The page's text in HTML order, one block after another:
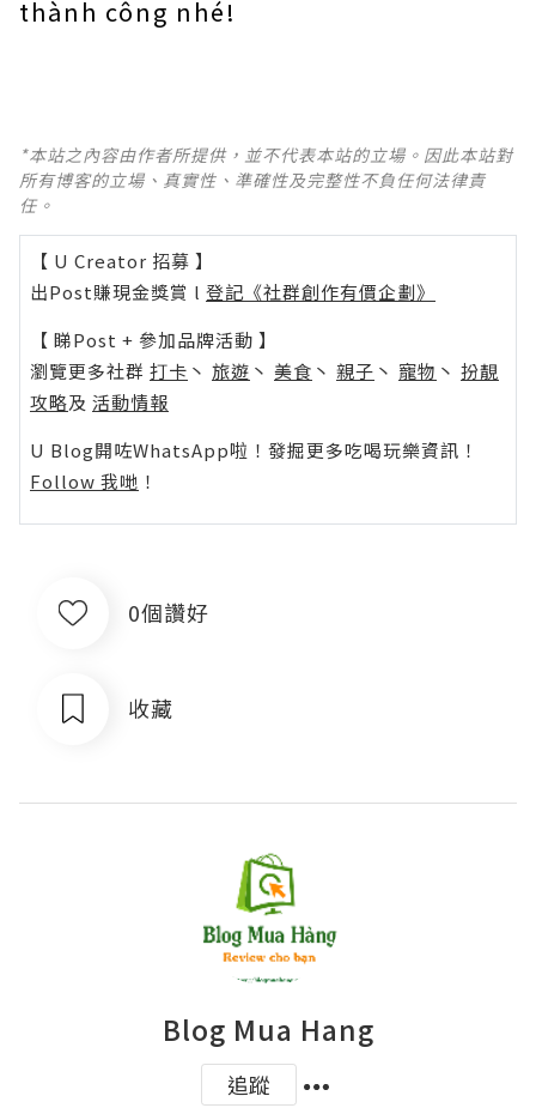
thành công nhé!
*本站之內容由作者所提供，並不代表本站的立場。因此本站對
所有博客的立場、真實性、準確性及完整性不負任何法律責
任。
【 U Creator 招募 】
出Post賺現金獎賞 l 登記《社群創作有價企劃》
【 睇Post + 參加品牌活動 】
瀏覽更多社群 打卡 丶 旅遊 丶 美食 丶 親子 丶 寵物 丶 扮靚
攻略及 活動情報
U Blog開咗WhatsApp啦！發掘更多吃喝玩樂資訊！
Follow 我哋 ！
0個讚好
收藏
Blog Mua Hang
追蹤